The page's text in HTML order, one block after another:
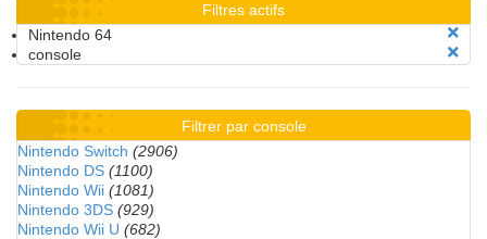
Filtres actifs
Nintendo 64
console
Filtrer par console
Nintendo Switch (2906)
Nintendo DS (1100)
Nintendo Wii (1081)
Nintendo 3DS (929)
Nintendo Wii U (682)